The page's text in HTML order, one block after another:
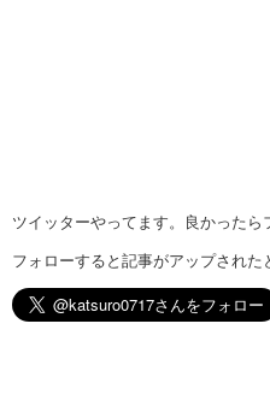
ツイッターやってます。良かったら
フォローすると記事がアップされた